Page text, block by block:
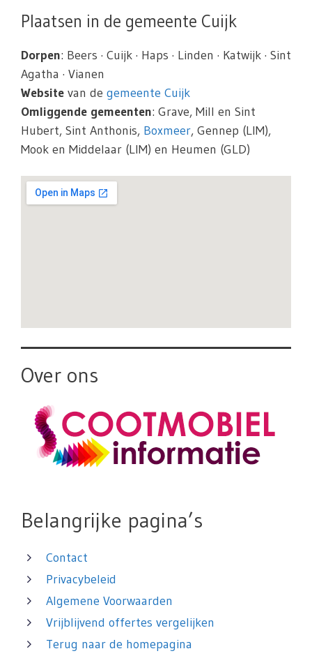
Plaatsen in de gemeente Cuijk
Dorpen: Beers · Cuijk · Haps · Linden · Katwijk · Sint
Agatha · Vianen
Website van de gemeente Cuijk
Omliggende gemeenten: Grave, Mill en Sint
Hubert, Sint Anthonis, Boxmeer, Gennep (LIM),
Mook en Middelaar (LIM) en Heumen (GLD)
Over ons
Belangrijke pagina’s
Contact
Privacybeleid
Algemene Voorwaarden
Vrijblijvend offertes vergelijken
Terug naar de homepagina